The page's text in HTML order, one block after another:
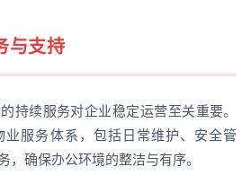
与支持
持续服务对企业稳定运营至关重要。
服务体系，包括日常维护、安全管
，确保办公环境的整洁与有序。